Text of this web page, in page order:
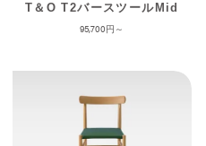
T＆O T2バースツールMid
95,700